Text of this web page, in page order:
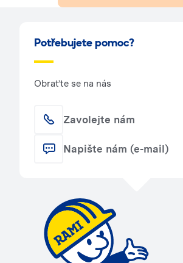
Potřebujete pomoc?
Obraťte se na nás
Zavolejte nám
Napište nám (e-mail)